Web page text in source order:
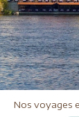
Nos voyages